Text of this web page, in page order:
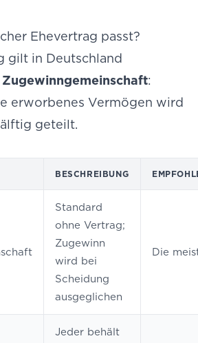
Ehevertrag passt?
gilt in Deutschland
Zugewinngemeinschaft:
erworbenes Vermögen wird
geteilt.
BESCHREIBUNG
Standard
ohne Vertrag;
Zugewinn
wird bei
Scheidung
ausgeglichen
Die
Jeder behält